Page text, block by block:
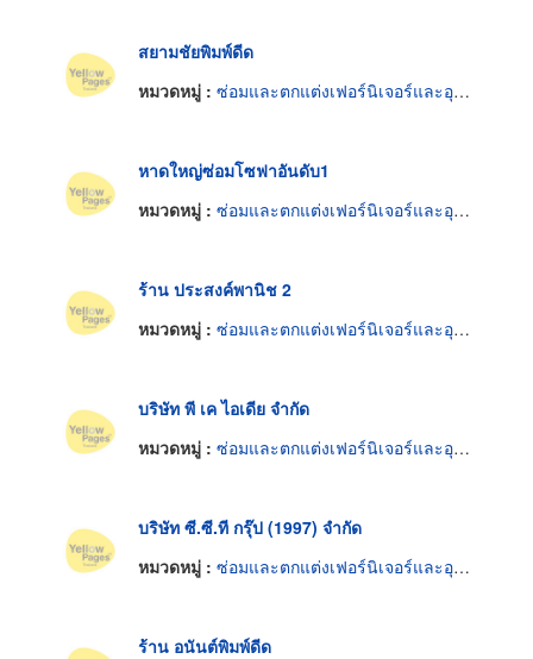
สยามชัยพิมพ์ดีด
หมวดหมู่ : ซ่อมและตกแต่งเฟอร์นิเจอร์และอุปกรณ์สำนักงาน
หาดใหญ่ซ่อมโซฟาอันดับ1
หมวดหมู่ : ซ่อมและตกแต่งเฟอร์นิเจอร์และอุปกรณ์สำนักงาน
ร้าน ประสงค์พานิช 2
หมวดหมู่ : ซ่อมและตกแต่งเฟอร์นิเจอร์และอุปกรณ์สำนักงาน
บริษัท พี เค ไอเดีย จำกัด
หมวดหมู่ : ซ่อมและตกแต่งเฟอร์นิเจอร์และอุปกรณ์สำนักงาน
บริษัท ซี.ซี.ที กรุ๊ป (1997) จำกัด
หมวดหมู่ : ซ่อมและตกแต่งเฟอร์นิเจอร์และอุปกรณ์สำนักงาน
ร้าน อนันต์พิมพ์ดีด